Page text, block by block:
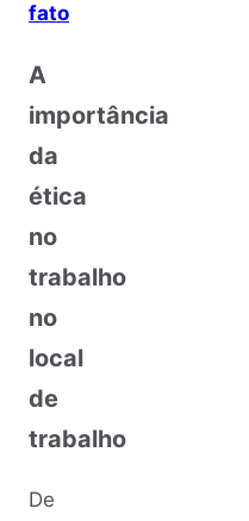
fato
A
importância
da
ética
no
trabalho
no
local
de
trabalho
De